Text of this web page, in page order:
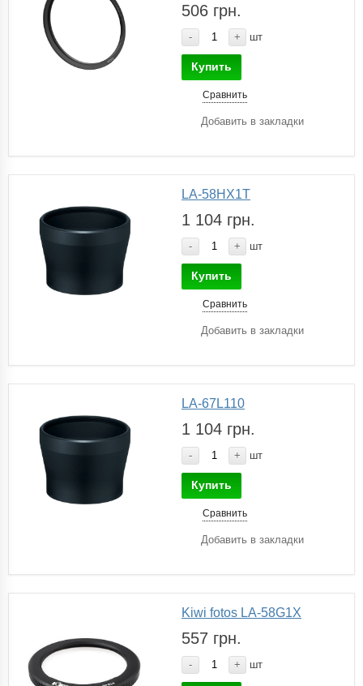
506 грн.
- + шт
Купить
Сравнить
Добавить в закладки
LA-58HX1T
1 104 грн.
- + шт
Купить
Сравнить
Добавить в закладки
LA-67L110
1 104 грн.
- + шт
Купить
Сравнить
Добавить в закладки
Kiwi fotos LA-58G1X
557 грн.
- + шт